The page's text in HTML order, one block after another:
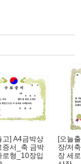
고] A4금박상
증서_축 금박
로형_10장입
[오늘
장/저
장 세